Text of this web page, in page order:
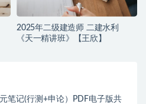
2025年二级建造师 二建水利
《天一精讲班》【王欣】
笔记(行测+申论）PDF电子版共